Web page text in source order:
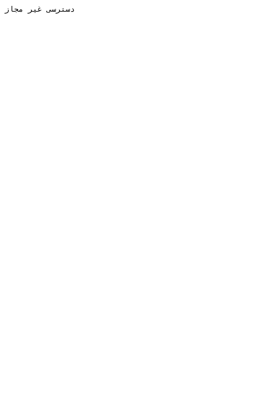
دسترسی غیر مجاز